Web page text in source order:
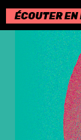
Passer
au
contenu